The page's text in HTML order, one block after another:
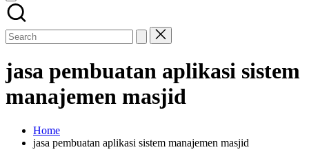
jasa pembuatan aplikasi sistem
manajemen masjid
Home
jasa pembuatan aplikasi sistem manajemen masjid